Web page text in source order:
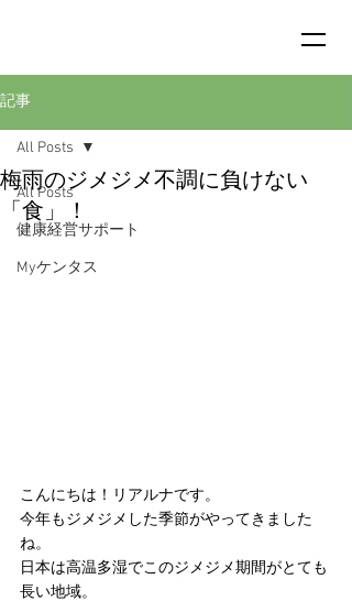
記事
All Posts
健康経営サポート
Myケンタス
All Posts
梅雨のジメジメ不調に負けない
「食」！
こんにちは！リアルナです。
今年もジメジメした季節がやってきました
ね。
日本は高温多湿でこのジメジメ期間がとても
長い地域。